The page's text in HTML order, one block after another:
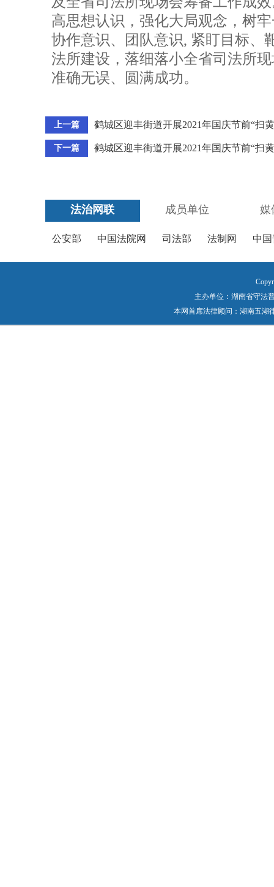
高思想认识，强化大局观念，树
协作意识、团队意识, 紧盯目标、
法所建设，落细落小全省司法所
准确无误、圆满成功。
上一篇 鹤城区迎丰街道开展2021年国庆节前“扫
下一篇 鹤城区迎丰街道开展2021年国庆节前“扫
法治网联 成员单位 媒
公安部 中国法院网 司法部 法制网 中
主办单位：湖南省守法
本网首席法律顾问：湖南五湖